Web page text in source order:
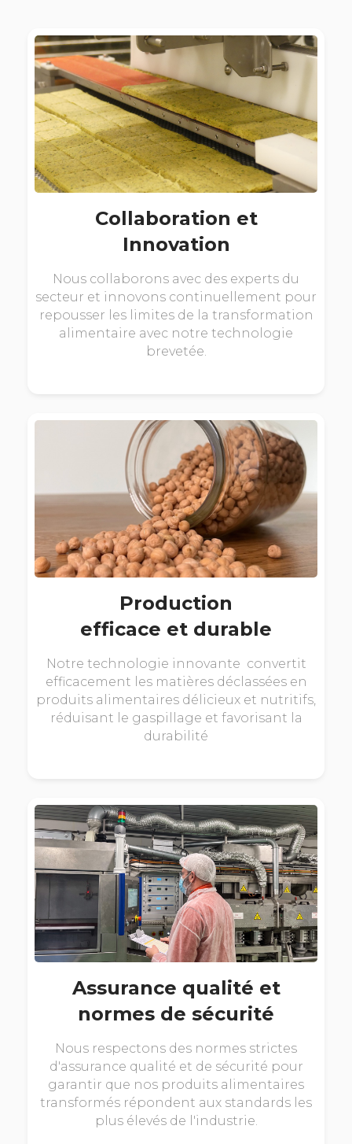
Collaboration et
Innovation
Nous collaborons avec des experts du
secteur et innovons continuellement pour
repousser les limites de la transformation
alimentaire avec notre technologie
brevetée.
Production
efficace et durable
Notre technologie innovante convertit
efficacement les matières déclassées en
produits alimentaires délicieux et nutritifs,
réduisant le gaspillage et favorisant la
durabilité
Assurance qualité et
normes de sécurité
Nous respectons des normes strictes
d'assurance qualité et de sécurité pour
garantir que nos produits alimentaires
transformés répondent aux standards les
plus élevés de l'industrie.